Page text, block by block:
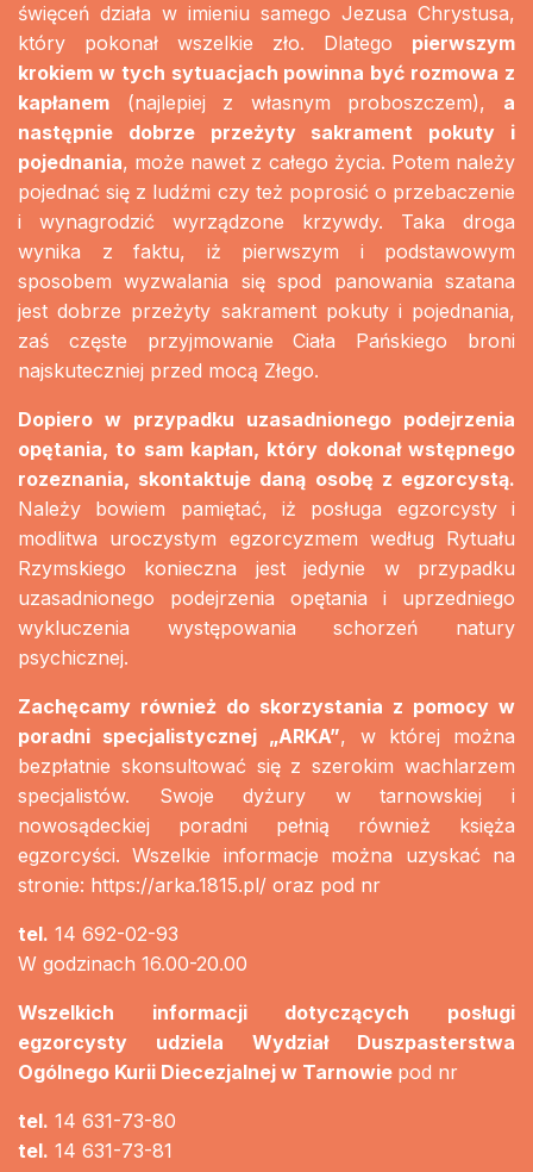
święceń działa w imieniu samego Jezusa Chrystusa,
który pokonał wszelkie zło. Dlatego pierwszym
krokiem w tych sytuacjach powinna być rozmowa z
kapłanem (najlepiej z własnym proboszczem), a
następnie dobrze przeżyty sakrament pokuty i
pojednania, może nawet z całego życia. Potem należy
pojednać się z ludźmi czy też poprosić o przebaczenie
i wynagrodzić wyrządzone krzywdy. Taka droga
wynika z faktu, iż pierwszym i podstawowym
sposobem wyzwalania się spod panowania szatana
jest dobrze przeżyty sakrament pokuty i pojednania,
zaś częste przyjmowanie Ciała Pańskiego broni
najskuteczniej przed mocą Złego.
Dopiero w przypadku uzasadnionego podejrzenia
opętania, to sam kapłan, który dokonał wstępnego
rozeznania, skontaktuje daną osobę z egzorcystą.
Należy bowiem pamiętać, iż posługa egzorcysty i
modlitwa uroczystym egzorcyzmem według Rytuału
Rzymskiego konieczna jest jedynie w przypadku
uzasadnionego podejrzenia opętania i uprzedniego
wykluczenia występowania schorzeń natury
psychicznej.
Zachęcamy również do skorzystania z pomocy w
poradni specjalistycznej „ARKA”, w której można
bezpłatnie skonsultować się z szerokim wachlarzem
specjalistów. Swoje dyżury w tarnowskiej i
nowosądeckiej poradni pełnią również księża
egzorcyści. Wszelkie informacje można uzyskać na
stronie: https://arka.1815.pl/ oraz pod nr
tel. 14 692-02-93
W godzinach 16.00-20.00
Wszelkich informacji dotyczących posługi
egzorcysty udziela Wydział Duszpasterstwa
Ogólnego Kurii Diecezjalnej w Tarnowie pod nr
tel. 14 631-73-80
tel. 14 631-73-81